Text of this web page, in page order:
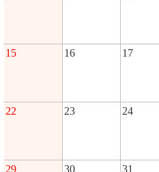
15 16 17
22 23 24
29 30 31